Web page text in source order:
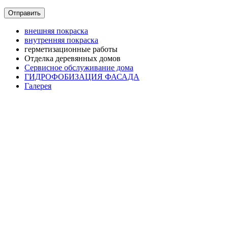
внешняя покраска
внутренняя покраска
герметизационные работы
Отделка деревянных домов
Сервисное обслуживание дома
ГИДРОФОБИЗАЦИЯ ФАСАДА
Галерея